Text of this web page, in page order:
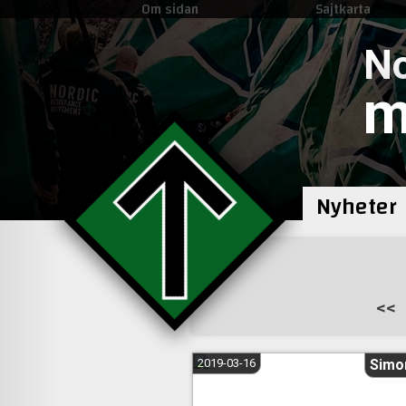
Om sidan Sajtkarta
Nyheter
Sidnumrering
för
inlägg
<<
2019-03-16